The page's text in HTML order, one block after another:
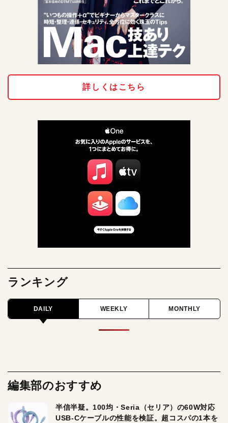
詳しくはこちら
ランキング
DAILY WEEKLY MONTHLY
編集部のおすすめ
半信半疑。100均・Seria（セリア）の60W対応
USB-Cケーブルの性能を検証。超コスパの1本を